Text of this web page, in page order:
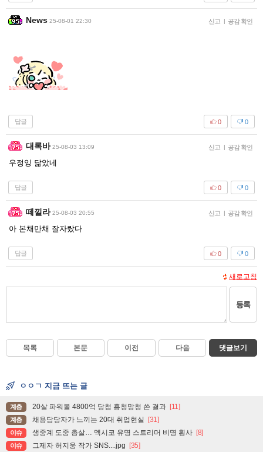
News 25-08-01 22:30 신고 | 공감 확인
답글 0
0
대록바 25-08-03 13:09 신고 | 공감 확인
우정잉 닮았네
답글 0
0
떼낄라 25-08-03 20:55 신고 | 공감 확인
아 본채만채 잘자랐다
답글 0
0
새로고침
등록
목록 본문 이전 다음 댓글보기
ㅇㅇㄱ 지금 뜨는 글
계층 20살 파워볼 4800억 당첨 흥청망청 쓴 결과 [11]
계층 채용담당자가 느끼는 20대 취업현실 [31]
이슈 생중계 도중 총살… 멕시코 유명 스트리머 비명 횡사 [8]
이슈 그제자 허지웅 작가 SNS....jpg [35]